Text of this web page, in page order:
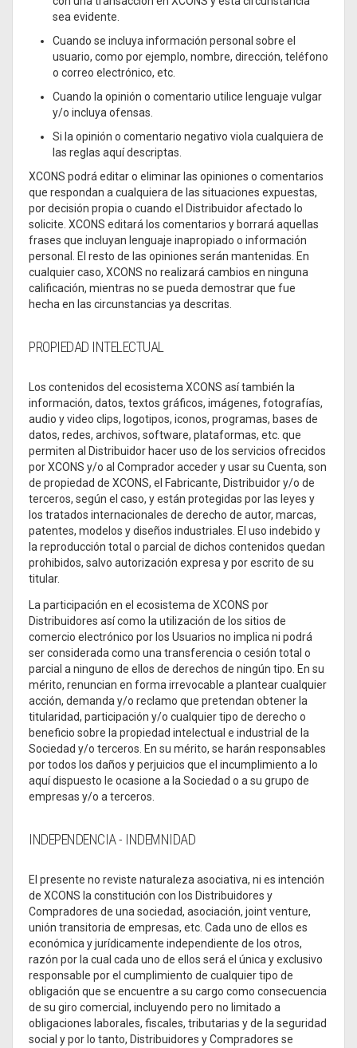
sea evidente.
Cuando se incluya información personal sobre el
usuario, como por ejemplo, nombre, dirección, teléfono
o correo electrónico, etc.
Cuando la opinión o comentario utilice lenguaje vulgar
y/o incluya ofensas.
Si la opinión o comentario negativo viola cualquiera de
las reglas aquí descriptas.
XCONS podrá editar o eliminar las opiniones o comentarios
que respondan a cualquiera de las situaciones expuestas,
por decisión propia o cuando el Distribuidor afectado lo
solicite. XCONS editará los comentarios y borrará aquellas
frases que incluyan lenguaje inapropiado o información
personal. El resto de las opiniones serán mantenidas. En
cualquier caso, XCONS no realizará cambios en ninguna
calificación, mientras no se pueda demostrar que fue
hecha en las circunstancias ya descritas.
PROPIEDAD INTELECTUAL
Los contenidos del ecosistema XCONS así también la
información, datos, textos gráficos, imágenes, fotografías,
audio y video clips, logotipos, iconos, programas, bases de
datos, redes, archivos, software, plataformas, etc. que
permiten al Distribuidor hacer uso de los servicios ofrecidos
por XCONS y/o al Comprador acceder y usar su Cuenta, son
de propiedad de XCONS, el Fabricante, Distribuidor y/o de
terceros, según el caso, y están protegidas por las leyes y
los tratados internacionales de derecho de autor, marcas,
patentes, modelos y diseños industriales. El uso indebido y
la reproducción total o parcial de dichos contenidos quedan
prohibidos, salvo autorización expresa y por escrito de su
titular.
La participación en el ecosistema de XCONS por
Distribuidores así como la utilización de los sitios de
comercio electrónico por los Usuarios no implica ni podrá
ser considerada como una transferencia o cesión total o
parcial a ninguno de ellos de derechos de ningún tipo. En su
mérito, renuncian en forma irrevocable a plantear cualquier
acción, demanda y/o reclamo que pretendan obtener la
titularidad, participación y/o cualquier tipo de derecho o
beneficio sobre la propiedad intelectual e industrial de la
Sociedad y/o terceros. En su mérito, se harán responsables
por todos los daños y perjuicios que el incumplimiento a lo
aquí dispuesto le ocasione a la Sociedad o a su grupo de
empresas y/o a terceros.
INDEPENDENCIA - INDEMNIDAD
El presente no reviste naturaleza asociativa, ni es intención
de XCONS la constitución con los Distribuidores y
Compradores de una sociedad, asociación, joint venture,
unión transitoria de empresas, etc. Cada uno de ellos es
económica y jurídicamente independiente de los otros,
razón por la cual cada uno de ellos será el única y exclusivo
responsable por el cumplimiento de cualquier tipo de
obligación que se encuentre a su cargo como consecuencia
de su giro comercial, incluyendo pero no limitado a
obligaciones laborales, fiscales, tributarias y de la seguridad
social y por lo tanto, Distribuidores y Compradores se